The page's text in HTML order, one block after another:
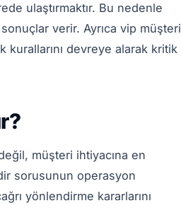
ulaştırmaktır. Bu nedenle
verir. Ayrıca vip müşteri
devreye alarak kritik
müşteri ihtiyacına en
sorusunun operasyon
yönlendirme kararlarını